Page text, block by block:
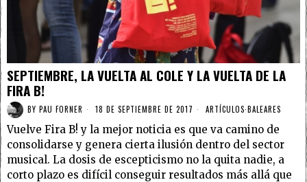
SEPTIEMBRE, LA VUELTA AL COLE Y LA VUELTA DE LA
FIRA B!
BY PAU FORNER 18 DE SEPTIEMBRE DE 2017 ARTÍCULOS·BALEARES
Vuelve Fira B! y la mejor noticia es que va camino de
consolidarse y genera cierta ilusión dentro del sector
musical. La dosis de escepticismo no la quita nadie, a
corto plazo es difícil conseguir resultados más allá que